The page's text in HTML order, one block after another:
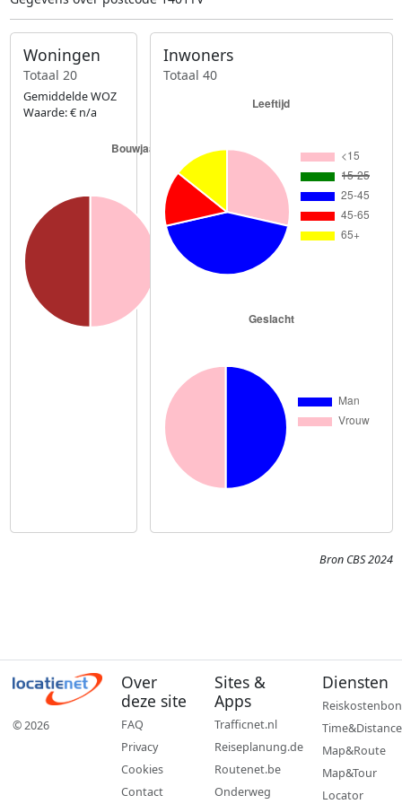
Woningen
Totaal 20
Gemiddelde WOZ
Waarde: € n/a
Inwoners
Totaal 40
Bron CBS 2024
© 2026
Over
deze site
FAQ
Privacy
Cookies
Contact
Sites &
Apps
Trafficnet.nl
Reiseplanung.de
Routenet.be
Onderweg
Diensten
Reiskostenbon
Time&Distance
Map&Route
Map&Tour
Locator